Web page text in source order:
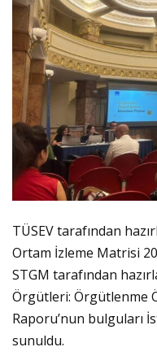
TÜSEV tarafından
Ortam İzleme Matrisi
STGM tarafından
Örgütleri: Örgütlenme
Raporu’nun bulguları
sunuldu.